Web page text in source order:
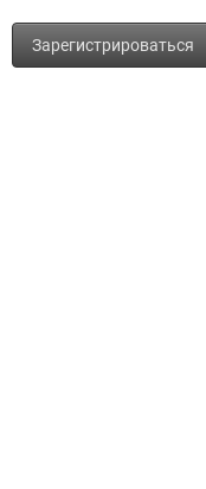
Зарегистрироваться